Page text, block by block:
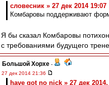
словесник » 27 дек 2014 19:07
Комбаровы поддерживают
Я бы сказал Комбаровы
с требованиями будущего
Большой Хорхе -
27 дек 2014 21:36
have got no nick » 27 дек 2014,